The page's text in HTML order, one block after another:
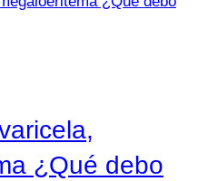
¿Qué debo